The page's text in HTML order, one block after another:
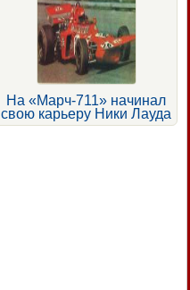
На «Марч-711» начинал
свою карьеру Ники Лауда